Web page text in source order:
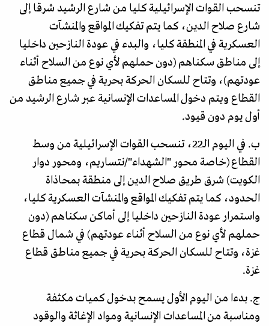
تنسحب القوات الإسرائيلية كليا من شارع الرشيد شرقا إلى
شارع صلاح الدين، كما يتم تفكيك المواقع والمنشآت
العسكرية في المنطقة كليا، والبدء في عودة النازحين داخليا
إلى مناطق سكناهم (دون حملهم لأي نوع من السلاح أثناء
عودتهم)، وتتاح للسكان الحركة بحرية في جميع مناطق
القطاع ويتم دخول المساعدات الإنسانية عبر شارع الرشيد من
أول يوم دون قيود.
ب. في اليوم الـ22، تنسحب القوات الإسرائيلية من وسط
القطاع (خاصة محور "الشهداء"/نتساريم، ومحور دوار
الكويت) شرق طريق صلاح الدين إلى منطقة بمحاذاة
الحدود، كما يتم تفكيك المواقع والمنشآت العسكرية كليا،
واستمرار عودة النازحين داخليا إلى أماكن سكناهم (دون
حملهم لأي نوع من السلاح أثناء عودتهم) في شمال قطاع
غزة، وتتاح للسكان الحركة بحرية في جميع مناطق قطاع
غزة.
ج. بدءا من اليوم الأول يسمح بدخول كميات مكثفة
ومناسبة من المساعدات الإنسانية ومواد الإغاثة والوقود